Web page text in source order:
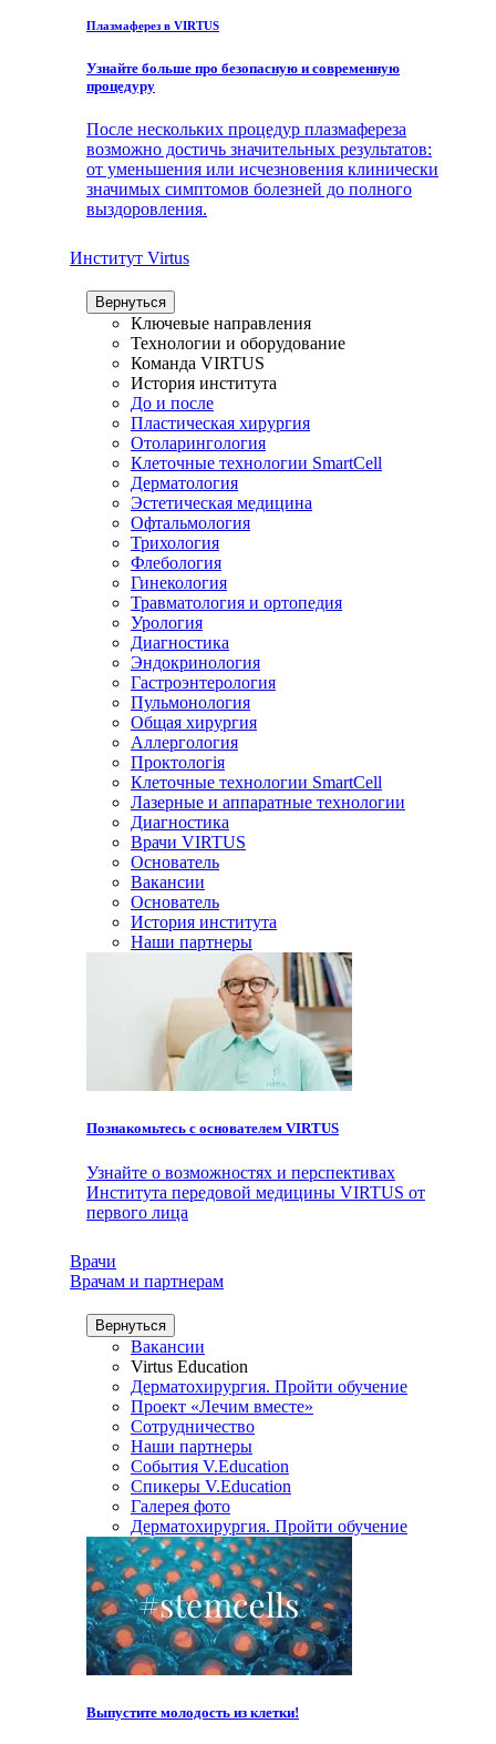
Плазмаферез в VIRTUS
Узнайте больше про безопасную и современную
процедуру
После нескольких процедур плазмафереза
возможно достичь значительных результатов:
от уменьшения или исчезновения клинически
значимых симптомов болезней до полного
выздоровления.
Институт Virtus
Вернуться
Ключевые направления
Технологии и оборудование
Команда VIRTUS
История института
До и после
Пластическая хирургия
Отоларингология
Клеточные технологии SmartCell
Дерматология
Эстетическая медицина
Офтальмология
Трихология
Флебология
Гинекология
Травматология и ортопедия
Урология
Диагностика
Эндокринология
Гастроэнтерология
Пульмонология
Общая хирургия
Аллергология
Проктологія
Клеточные технологии SmartCell
Лазерные и аппаратные технологии
Диагностика
Врачи VIRTUS
Основатель
Вакансии
Основатель
История института
Наши партнеры
Познакомьтесь с основателем VIRTUS
Узнайте о возможностях и перспективах
Института передовой медицины VIRTUS от
первого лица
Врачи
Врачам и партнерам
Вернуться
Вакансии
Virtus Education
Дерматохирургия. Пройти обучение
Проект «Лечим вместе»
Сотрудничество
Наши партнеры
События V.Education
Спикеры V.Education
Галерея фото
Дерматохирургия. Пройти обучение
Выпустите молодость из клетки!